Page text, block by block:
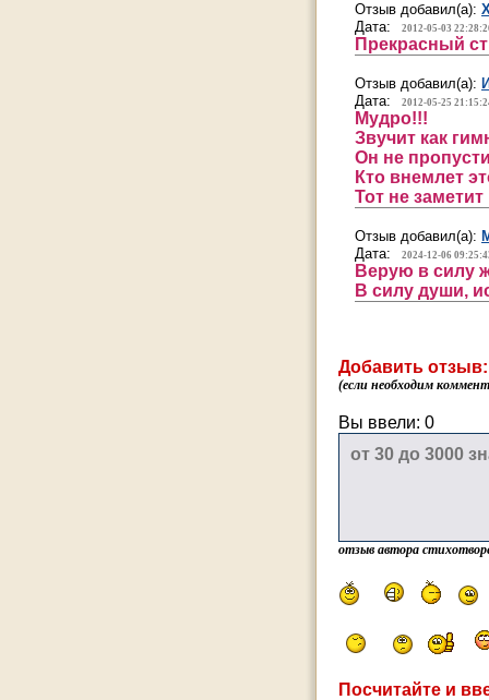
Отзыв добавил(а):
Дата:
2012-05-03
Прекрасный
Отзыв добавил(а):
Дата:
2012-05-25
Мудро!!!
Звучит как
Он не
Кто внемлет
Тот не
Отзыв добавил(а):
Дата:
2024-12-06
Верую в силу
В силу души,
Добавить отзыв:
(если необходим
Вы ввели: 0
отзыв автора
Посчитайте и